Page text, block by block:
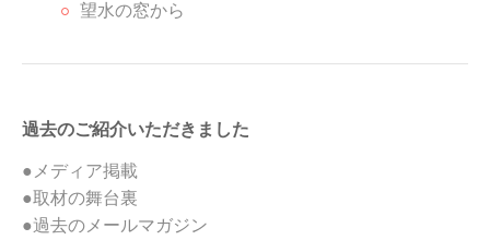
望水の窓から
過去のご紹介いただきました
●メディア掲載
●取材の舞台裏
●過去のメールマガジン